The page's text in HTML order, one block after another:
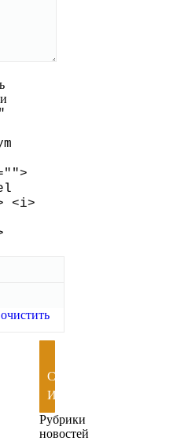
<i>
очистить
СКАЧАТЬ
ИГРУ
Рубрики
новостей